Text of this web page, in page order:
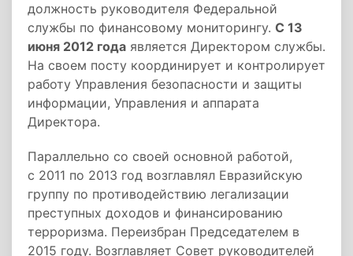
должность руководителя Федеральной
службы по финансовому мониторингу. С 13
июня 2012 года является Директором службы.
На своем посту координирует и контролирует
работу Управления безопасности и защиты
информации, Управления и аппарата
Директора.
Параллельно со своей основной работой,
с 2011 по 2013 год возглавлял Евразийскую
группу по противодействию легализации
преступных доходов и финансированию
терроризма. Переизбран Председателем в
2015 году. Возглавляет Совет руководителей